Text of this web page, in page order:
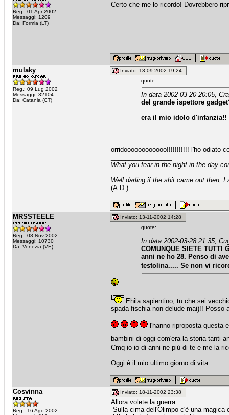
Reg.: 01 Apr 2002
Messaggi: 1209
Da: Formia (LT)
Certo che me lo ricordo! Dovrebbero
mulaky
Reg.: 09 Lug 2002
Messaggi: 32104
Da: Catania (CT)
Inviato: 13-09-2002 19:24
quote:
In data 2002-03-20 20:05,
del grande ispettore
era il mio idolo d'infanzia!!
orridoooooooooooo!!!!!!!!!!! l'ho odiato
What you fear in the night in the day
Well darling if the shit came out then, I
(A.D.)
MRSSTEELE
Reg.: 08 Nov 2002
Messaggi: 10730
Da: Venezia (VE)
Inviato: 13-11-2002 14:28
quote:
In data 2002-03-28 21:35,
COMUNQUE SIETE
anni ne ho 28. Penso di
testolina..... Se non vi
Ehila sapientino, tu che sei
spada fischia non delude mai)!! Posso
l'hanno riproposta questa
bambini di oggi com'era la storia tanti
Cmq io io di anni ne più di te e me la
Oggi è il mio ultimo giorno di vita.
Cosvinna
Reg.: 16 Ago 2002
Inviato: 18-11-2002 23:38
Allora volete la guerra:
-Sulla cima dell'Olimpo c'è una magica